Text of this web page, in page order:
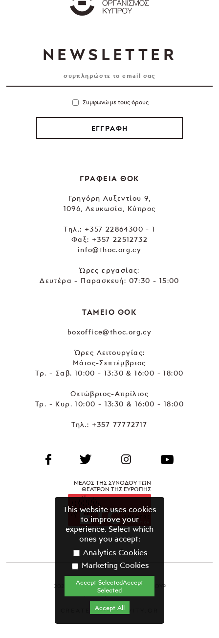
NEWSLETTER
Συμφωνώ με τους όρους
ΕΓΓΡΑΦΗ
ΓΡΑΦΕΙΑ ΘΟΚ
Γρηγόρη Αυξεντίου 9,
1096, Λευκωσία, Κύπρος
Tηλ.: +357 22864300 - 1
Φαξ: +357 22512732
info@thoc.org.cy
Ώρες εργασίας:
Δευτέρα - Παρασκευή: 07:30 - 15:00
ΤΑΜΕΙΟ ΘΟΚ
boxoffice@thoc.org.cy
Ώρες Λειτουργίας:
Μάιος-Σεπτέμβριος
Τρ. - Σαβ. 10:00 - 13:30 & 16:00 - 18:00
Οκτώβριος-Απρίλιος
Τρ. - Κυρ. 10:00 - 13:30 & 16:00 - 18:00
Τηλ.: +357 77772717
ΜΕΛΟΣ ΤΗΣ ΣΥΝΟΔΟΥ ΤΩΝ
ΘΕΑΤΡΩΝ ΤΗΣ ΕΥΡΩΠΗΣ
2021 ΘΕΑΤΡΙΚΟΣ ΟΡΓΑΝΙΣΜΟΣ ΚΥΠΡΟΥ©
Όροι & Προϋποθέσεις
CREATED BY GRAVITY.GR
This website uses cookies
to improve your
experience. Select which
ones you accept:
Analytics Cookies
Marketing Cookies
Accept SelectedAccept
Selected
Accept All